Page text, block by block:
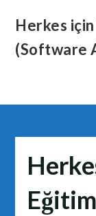
content
Herkes için
(Software